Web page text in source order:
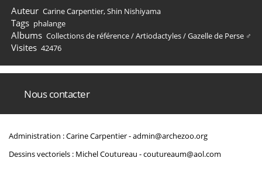
Auteur Carine Carpentier, Shin Nishiyama
Tags phalange
Albums Collections de référence/Artiodactyles/Gazelle de Perse ♂
Visites 42476
Nous contacter
Administration : Carine Carpentier -admin@archezoo.org
Dessins vectoriels : Michel Coutureau -coutureaum@aol.com